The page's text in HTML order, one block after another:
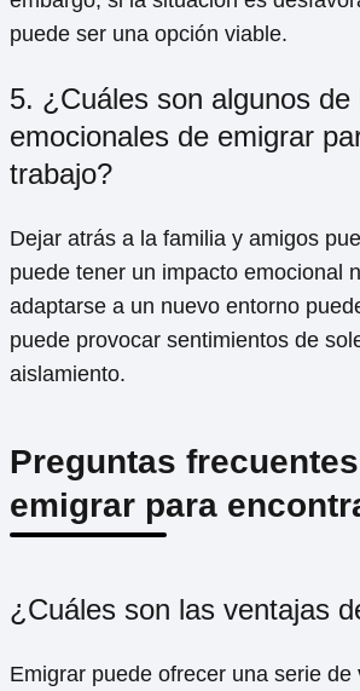
puede ser una opción viable.
5. ¿Cuáles son algunos
emocionales de emigrar
trabajo?
Dejar atrás a la familia y amigos
puede tener un impacto emocional
adaptarse a un nuevo entorno
puede provocar sentimientos de
aislamiento.
Preguntas
emigrar para
¿Cuáles son las ventajas
Emigrar puede ofrecer una serie de